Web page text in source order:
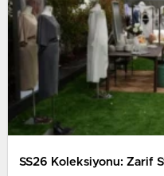
SS26 Koleksiyonu: Zarif